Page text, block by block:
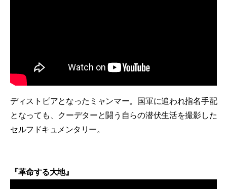
ディストピアとなったミャンマー。国軍に追われ指名手配
となっても、クーデターと闘う自らの潜伏生活を撮影した
セルフドキュメンタリー。
『革命する大地』